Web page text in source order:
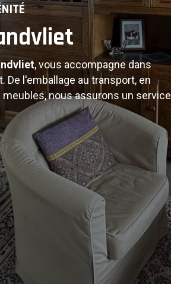
, vous accompagne dans
l'emballage au transport, en
nous assurons un service
de
nos services à vos besoins.
modernes pour un
ses environs.